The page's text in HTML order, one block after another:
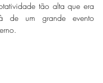
tão alta que era
de um grande evento